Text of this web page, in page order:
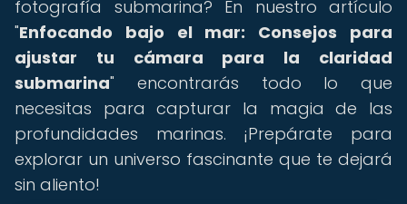
fotografía submarina? En nuestro artículo
"Enfocando bajo el mar: Consejos para
ajustar tu cámara para la claridad
submarina" encontrarás todo lo que
necesitas para capturar la magia de las
profundidades marinas. ¡Prepárate para
explorar un universo fascinante que te dejará
sin aliento!